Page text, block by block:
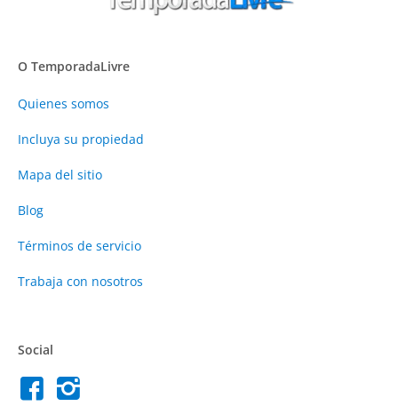
O TemporadaLivre
Quienes somos
Incluya su propiedad
Mapa del sitio
Blog
Términos de servicio
Trabaja con nosotros
Social